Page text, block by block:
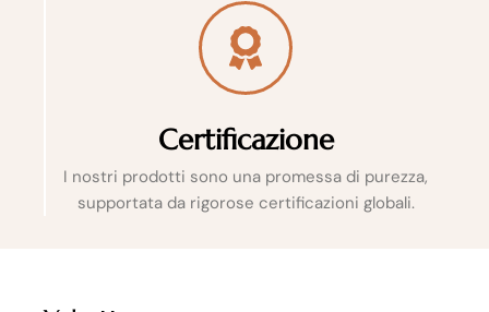
Certificazione
I nostri prodotti sono una promessa di purezza,
supportata da rigorose certificazioni globali.